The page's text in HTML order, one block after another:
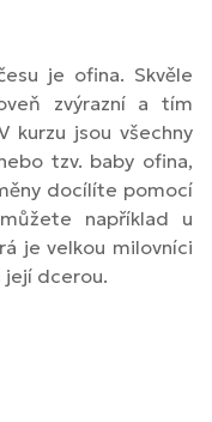
je ofina. Skvěle
zvýrazní a tím
kurzu jsou všechny
tzv. baby ofina,
docílíte pomocí
například u
je velkou milovníci
její dcerou.